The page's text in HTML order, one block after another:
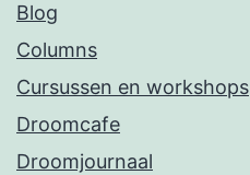
Blog
Columns
Cursussen en workshops
Droomcafe
Droomjournaal